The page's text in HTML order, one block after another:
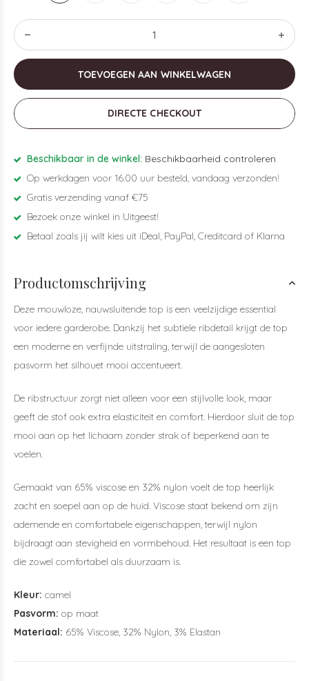
TOEVOEGEN AAN WINKELWAGEN
DIRECTE CHECKOUT
Beschikbaar in de winkel: Beschikbaarheid controleren
Op werkdagen voor 16.00 uur besteld, vandaag verzonden!
Gratis verzending vanaf €75
Bezoek onze winkel in Uitgeest!
Betaal zoals jij wilt kies uit iDeal, PayPal, Creditcard of Klarna
Productomschrijving
Deze mouwloze, nauwsluitende top is een veelzijdige essential
voor iedere garderobe. Dankzij het subtiele ribdetail krijgt de top
een moderne en verfijnde uitstraling, terwijl de aangesloten
pasvorm het silhouet mooi accentueert.
De ribstructuur zorgt niet alleen voor een stijlvolle look, maar
geeft de stof ook extra elasticiteit en comfort. Hierdoor sluit de top
mooi aan op het lichaam zonder strak of beperkend aan te
voelen.
Gemaakt van 65% viscose en 32% nylon voelt de top heerlijk
zacht en soepel aan op de huid. Viscose staat bekend om zijn
ademende en comfortabele eigenschappen, terwijl nylon
bijdraagt aan stevigheid en vormbehoud. Het resultaat is een top
die zowel comfortabel als duurzaam is.
Kleur: camel
Pasvorm: op maat
Materiaal: 65% Viscose, 32% Nylon, 3% Elastan